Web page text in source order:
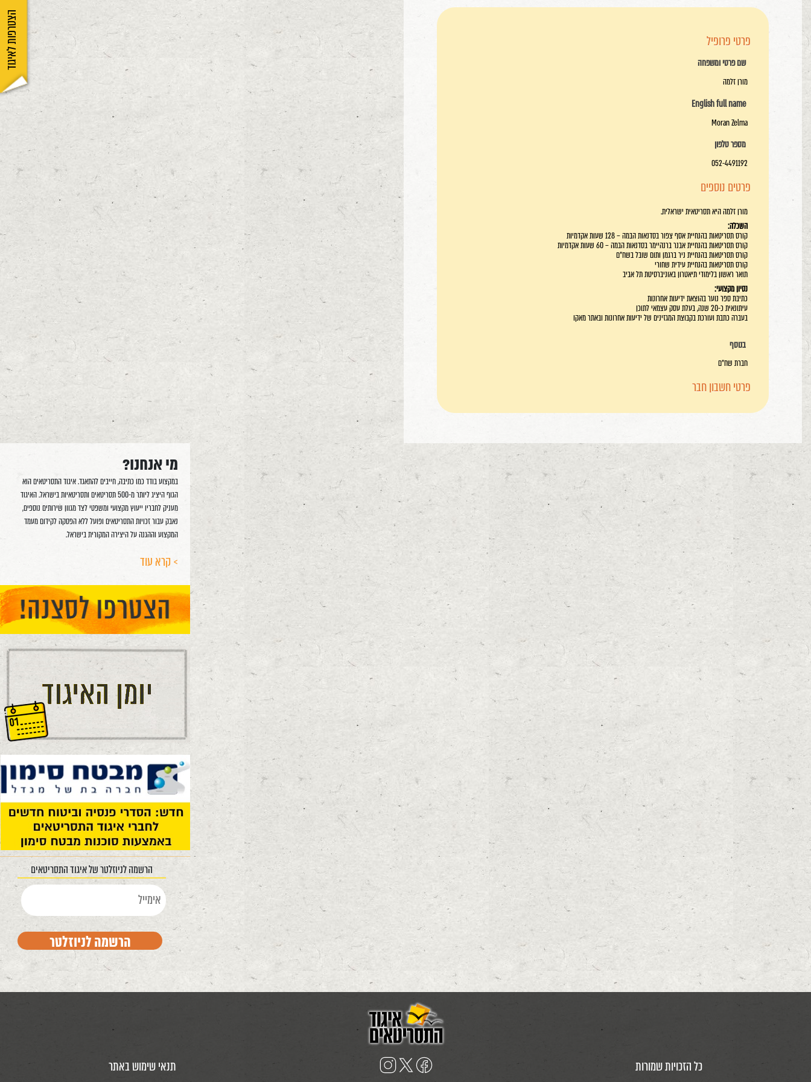
הצטרפות לאיגוד פרטי פרופיל
שם פרטי ומשפחה
מורן זלמה
English full name
Moran Zelma
מספר טלפון
052-4491192
פרטים נוספים
מורן זלמה היא תסריטאית ישראלית.
השכלה:
קורס תסריטאות בהנחיית אסף צפור בסדנאות הבמה – 128 שעות אקדמיות
קורס תסריטאות בהנחיית אבנר ברנהיימר בסדנאות הבמה – 60 שעות אקדמיות
קורס תסריטאות בהנחיית ניר ברגמן ותום שובל בשח"ם
קורס תסריטאות בהנחיית עידית שחורי
תואר ראשון בלימודי תיאטרון באוניברסיטת תל אביב
נסיון מקצועי:
כתיבת ספר נוער בהוצאת ידיעות אחרונות
עיתונאית כ-20 שנה, בעלת עסק עצמאי לתוכן
בעברה כתבת ועורכת בקבוצת המגזינים של ידיעות אחרונות ובאתר מאקו
בנוסף
חברת שח"ם
פרטי חשבון חבר
מי אנחנו?
במקצוע בודד כמו כתיבה, חייבים להתאגד. איגוד התסריטאים הוא
הגוף היציג ליותר מ-500 תסריטאים ותסריטאיות בישראל. האיגוד
מעניק לחבריו ייעוץ מקצועי ומשפטי לצד מגוון שירותים נוספים,
נאבק עבור זכויות התסריטאים ופועל ללא הפסקה לקידום מעמד
המקצוע וההגנה על היצירה המקורית בישראל.
> קרא עוד
הרשמה לניוזלטר של איגוד התסריטאים
כל הזכויות שמורות תנאי שימוש באתר